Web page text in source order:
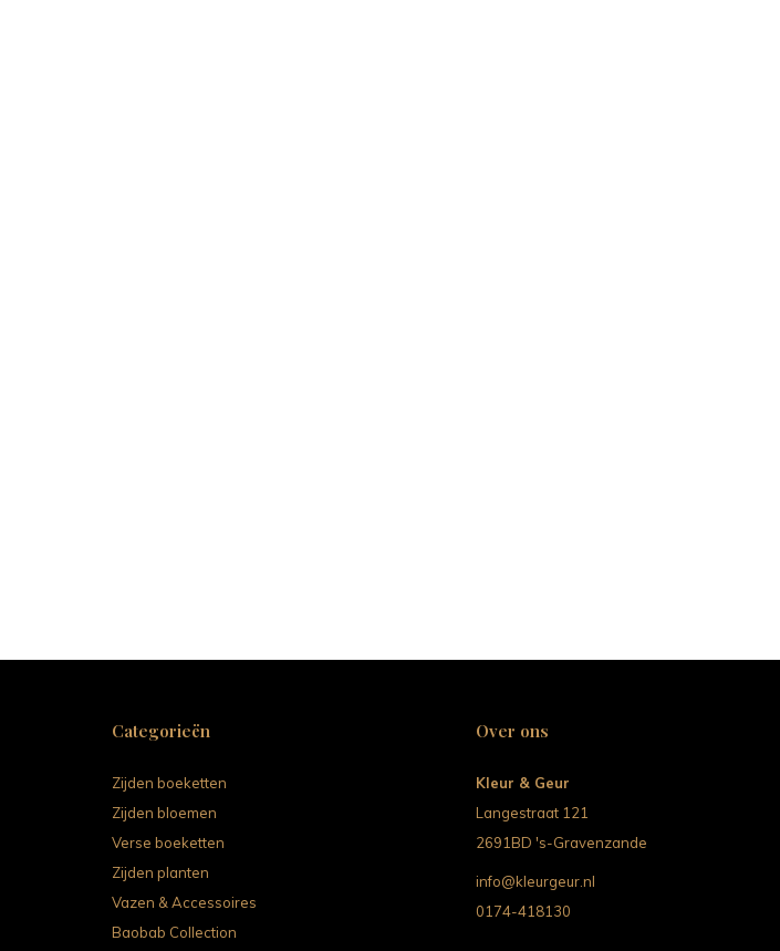
Categorieën
Zijden boeketten
Zijden bloemen
Verse boeketten
Zijden planten
Vazen & Accessoires
Baobab Collection
Over ons
Kleur & Geur
Langestraat 121
2691BD 's-Gravenzande
info@kleurgeur.nl
0174-418130